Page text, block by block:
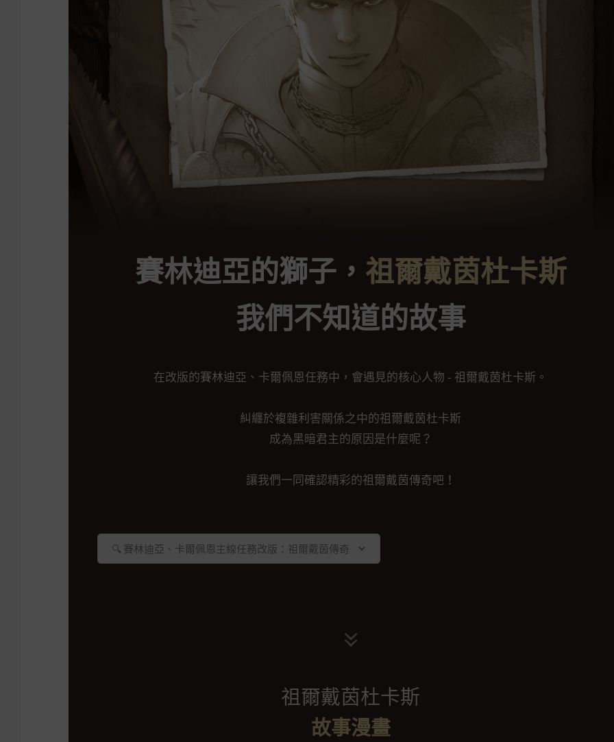
賽林迪亞的獅子， 祖爾戴茵杜卡斯
我們不知道的故事
在改版的賽林迪亞、卡爾佩恩任務中，會遇見的核心人物 - 祖爾戴茵杜卡斯。
糾纏於複雜利害關係之中的祖爾戴茵杜卡斯
成為黑暗君主的原因是什麼呢？
讓我們一同確認精彩的祖爾戴茵傳奇吧！
🔍 賽林迪亞、卡爾佩恩主線任務改版：祖爾戴茵傳奇
祖爾戴茵杜卡斯
故事漫畫